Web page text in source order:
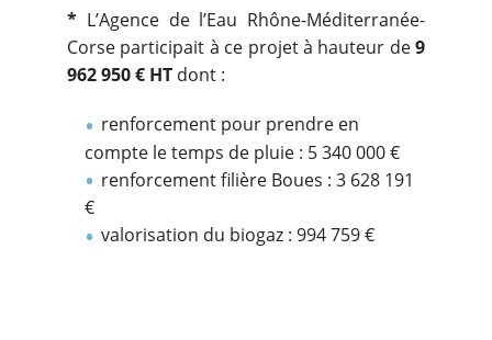
* L’Agence de l’Eau Rhône-Méditerranée-
Corse participait à ce projet à hauteur de9
962 950 € HT dont :
renforcement pour prendre en
compte le temps de pluie : 5 340 000 €
renforcement filière Boues : 3 628 191
€
valorisation du biogaz : 994 759 €